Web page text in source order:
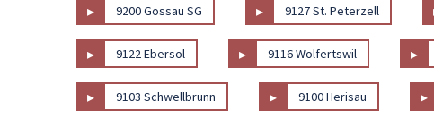
▸ 9200 Gossau SG ▸ 9127 St. Peterzell
▸ 9122 Ebersol ▸ 9116 Wolfertswil ▸
▸ 9103 Schwellbrunn ▸ 9100 Herisau ▸